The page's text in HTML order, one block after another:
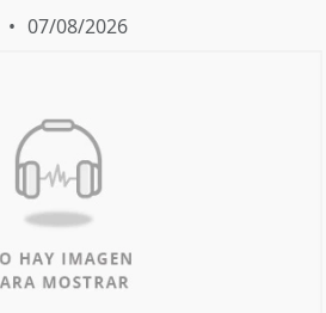
07/08/2026